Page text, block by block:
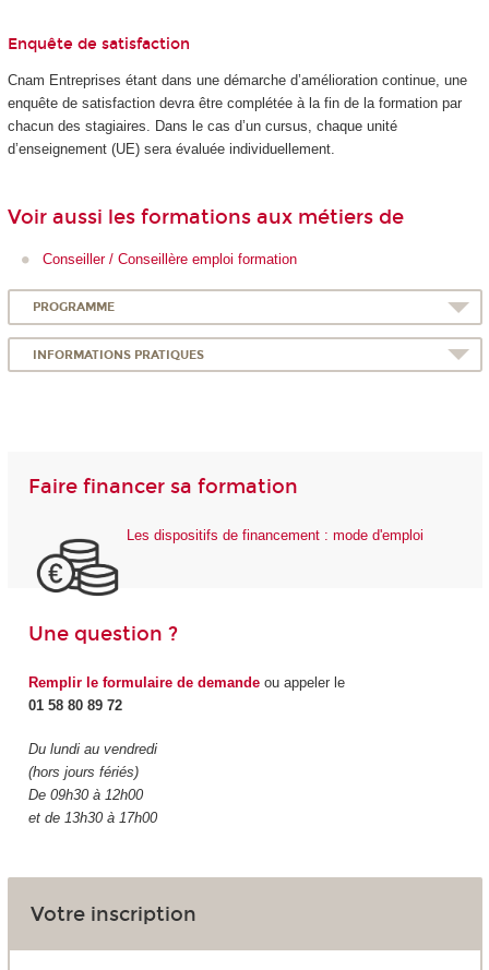
Enquête de satisfaction
Cnam Entreprises étant dans une démarche d’amélioration continue, une
enquête de satisfaction devra être complétée à la fin de la formation par
chacun des stagiaires. Dans le cas d’un cursus, chaque unité
d’enseignement (UE) sera évaluée individuellement.
Voir aussi les formations aux métiers de
Conseiller / Conseillère emploi formation
PROGRAMME
INFORMATIONS PRATIQUES
Faire financer sa formation
Les dispositifs de financement : mode d'emploi
Une question ?
Remplir le formulaire de demandeou appeler le
01 58 80 89 72
Du lundi au vendredi
(hors jours fériés)
De 09h30 à 12h00
et de 13h30 à 17h00
Votre inscription